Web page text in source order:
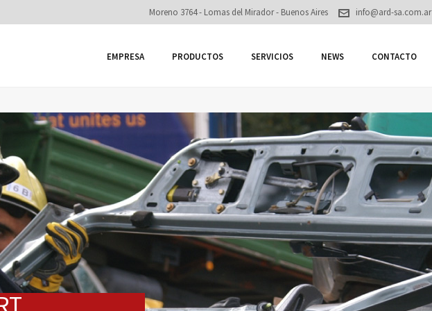
info@ard-sa.com.ar
Moreno 3764 - Lomas del Mirador - Buenos Aires
EMPRESA PRODUCTOS SERVICIOS NEWS CONTACTO